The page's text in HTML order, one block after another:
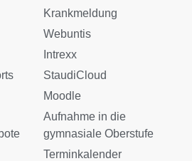
Krankmeldung
Webuntis
Intrexx
StaudiCloud
Moodle
Aufnahme in die
gymnasiale Oberstufe
Terminkalender